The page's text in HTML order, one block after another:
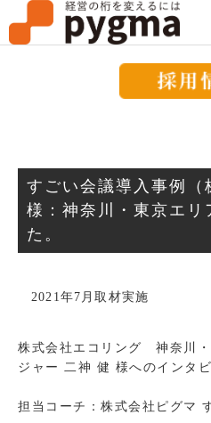
メッセ
導入事例
お知
すごい会議導入事例（
様：神奈川・東京エリ
た。
2021年7月取材実施
株式会社エコリング 神奈川
ジャー 二神 健 様へのインタ
担当コーチ：株式会社ピグマ